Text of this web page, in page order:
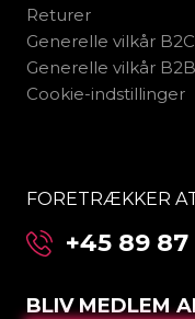
Returer
Generelle vilkår B2C
Generelle vilkår B2B
Cookie-indstillinger
FORETRÆKKER
+45 89
BLIV MEDLEM